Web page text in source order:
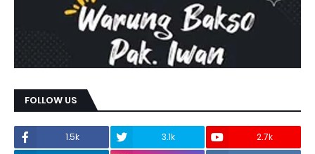
FOLLOW US
1.5k 3.1k
2.7k